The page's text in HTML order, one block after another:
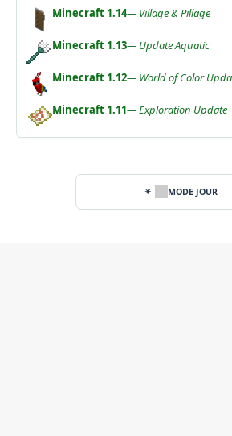
Minecraft 1.14— Village & Pillage
Minecraft 1.13— Update Aquatic
Minecraft 1.12— World of Color
Minecraft 1.11— Exploration Update
MODE JOUR